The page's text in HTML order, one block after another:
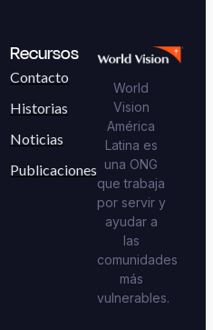
Recursos
Contacto
Historias
Noticias
Publicaciones
World
Vision
América
Latina es
una ONG
que trabaja
por servir y
ayudar a
las
comunidades
más
vulnerables.